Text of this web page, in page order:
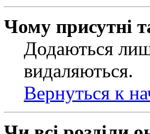
Чому присутні
Додаються
видаляються.
Вернуться к